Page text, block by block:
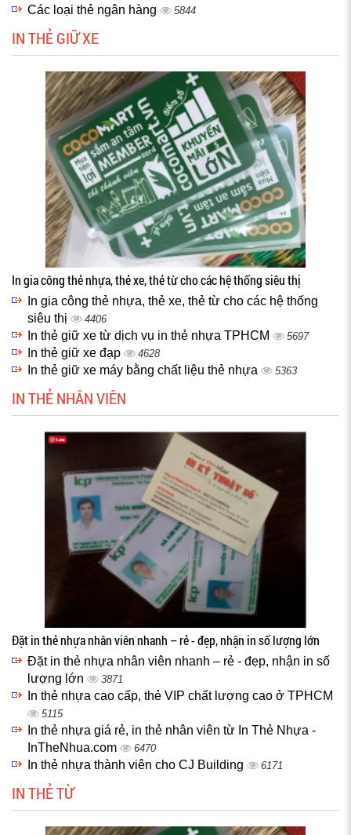
Các loại thẻ ngân hàng 5844
IN THẺ GIỮ XE
In gia công thẻ nhựa, thẻ xe, thẻ từ cho các hệ thống siêu thị
In gia công thẻ nhựa, thẻ xe, thẻ từ cho các hệ thống
siêu thị
4406
In thẻ giữ xe từ dịch vụ in thẻ nhựa TPHCM 5697
In thẻ giữ xe đạp 4628
In thẻ giữ xe máy bằng chất liệu thẻ nhựa 5363
IN THẺ NHÂN VIÊN
Đặt in thẻ nhựa nhân viên nhanh – rẻ - đẹp, nhận in số lượng lớn
Đặt in thẻ nhựa nhân viên nhanh – rẻ - đẹp, nhận in số
lượng lớn
3871
In thẻ nhựa cao cấp, thẻ VIP chất lượng cao ở TPHCM
5115
In thẻ nhựa giá rẻ, in thẻ nhân viên từ In Thẻ Nhựa -
InTheNhua.com
6470
In thẻ nhựa thành viên cho CJ Building 6171
IN THẺ TỪ